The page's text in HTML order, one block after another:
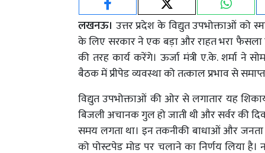
लखनऊ। उत्तर प्रदेश के विद्युत उपभोक्ताओं को
के लिए सरकार ने एक बड़ा और राहत भरा फैसला
की तरह कार्य करेंगे। ऊर्जा मंत्री ए.के. शर्मा ने
बैठक में प्रीपेड व्यवस्था को तत्काल प्रभाव से
विद्युत उपभोक्ताओं की ओर से लगातार यह
बिजली अचानक गुल हो जाती थी और सर्वर की
समय लगता था। इन तकनीकी बाधाओं और जनता
को पोस्टपेड मोड पर चलाने का निर्णय लिया